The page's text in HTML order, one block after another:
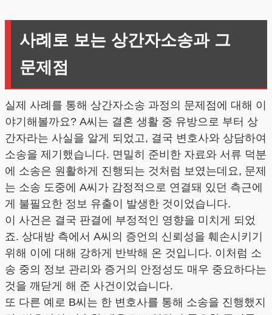
사례로 보는 상간자소송과 그
문제점
실제 사례를 통해 상간자소송 과정의 문제점에 대해 이
야기해볼까요? A씨는 결혼 생활 중 유방으로 부터 상
간자라는 사실을 알게 되었고, 결국 변호사와 상담하여
소송을 제기했습니다. 면밀히 준비한 자료와 서류 덕분
에 소송은 원활하게 진행되는 것처럼 보였는데요, 문제
는 소송 도중에 A씨가 감정적으로 연결돼 있던 측근에
게 불필요한 정보 유출이 발생한 것이었습니다.
이 사건은 결국 판결에 부정적인 영향을 미치게 되었
죠. 상대방 측에서 A씨의 증언의 신뢰성을 훼손시키기
위해 이에 대해 강하게 반박해 온 것입니다. 이처럼 소
송 중의 정보 관리와 증거의 안정성도 매우 중요하다는
것을 깨닫게 해 준 사건이었습니다.
또 다른 예로 B씨는 한 변호사를 통해 소송을 진행했지